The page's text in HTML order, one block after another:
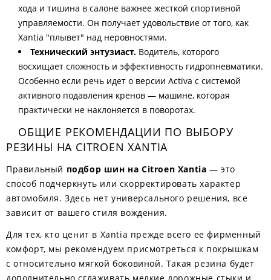
хода и тишина в салоне важнее жесткой спортивной
управляемости. Он получает удовольствие от того, как
Xantia "плывет" над неровностями.
Технический энтузиаст. Водитель, которого
восхищает сложность и эффективность гидропневматики.
Особенно если речь идет о версии Activa с системой
активного подавления кренов — машине, которая
практически не наклоняется в поворотах.
ОБЩИЕ РЕКОМЕНДАЦИИ ПО ВЫБОРУ
РЕЗИНЫ НА CITROEN XANTIA
Правильный подбор шин на Citroen Xantia — это
способ подчеркнуть или скорректировать характер
автомобиля. Здесь нет универсального решения, все
зависит от вашего стиля вождения.
Для тех, кто ценит в Xantia прежде всего ее фирменный
комфорт, мы рекомендуем присмотреться к покрышкам
с относительно мягкой боковиной. Такая резина будет